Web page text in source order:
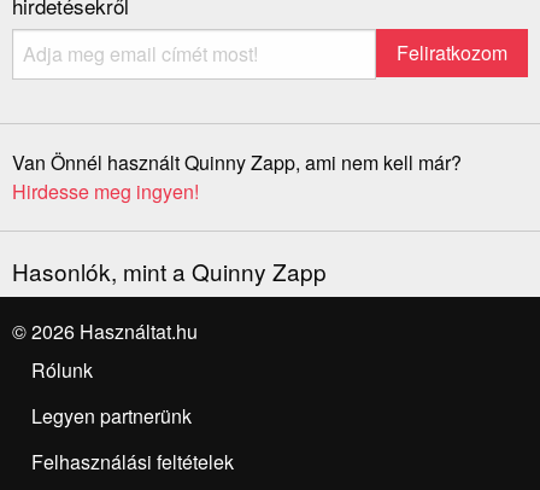
Van Önnél használt Quinny Zapp, ami nem kell már?
Hirdesse meg ingyen!
Hasonlók, mint a Quinny Zapp
© 2026 Használtat.hu
Rólunk
Legyen partnerünk
Felhasználási feltételek